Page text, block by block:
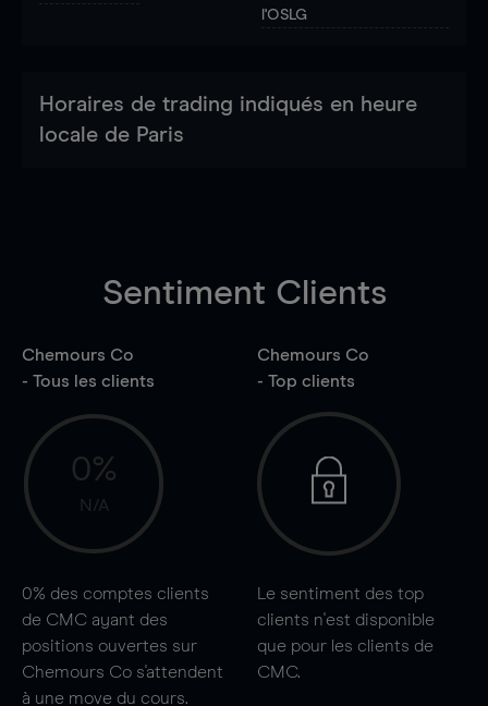
l'OSLG
Horaires de trading indiqués en heure
locale de Paris
Sentiment Clients
Chemours Co
- Tous les clients
0%
N/A
0% des comptes clients
de CMC ayant des
positions ouvertes sur
Chemours Co s'attendent
à une move du cours.
Chemours Co
- Top clients
Le sentiment des top
clients n'est disponible
que pour les clients de
CMC.